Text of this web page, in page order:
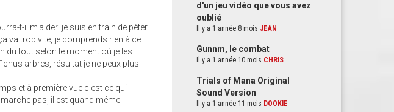
t-il m'aider: je suis en train de pêter
va trop vite, je comprends rien à ce
du tout selon le moment où je les
arbres, résultat je ne peux plus
et à première vue c'est ce qui
pas, il est quand même
d'un jeu vidéo que vous avez
oublié
Il y a 1 année 8 mois JEAN
Gunnm, le combat
Il y a 1 année 10 mois CHRIS
Trials of Mana Original
Sound Version
Il y a 1 année 11 mois DOOKIE